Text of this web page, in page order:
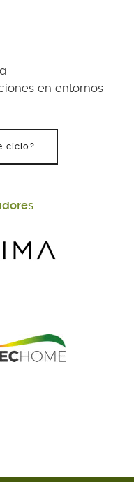
en entornos
ciclo?